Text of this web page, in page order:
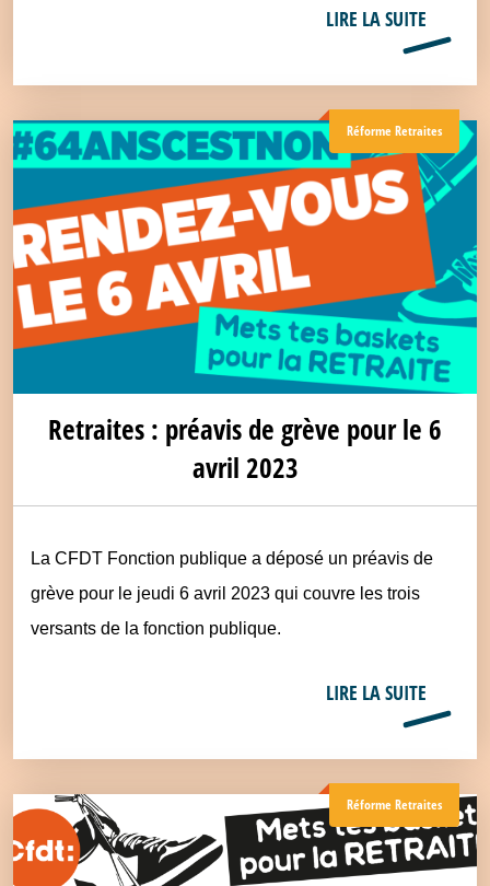
LIRE LA SUITE
Réforme Retraites
Retraites : préavis de grève pour le 6
avril 2023
La CFDT Fonction publique a déposé un préavis de
grève pour le jeudi 6 avril 2023 qui couvre les trois
versants de la fonction publique.
LIRE LA SUITE
Réforme Retraites